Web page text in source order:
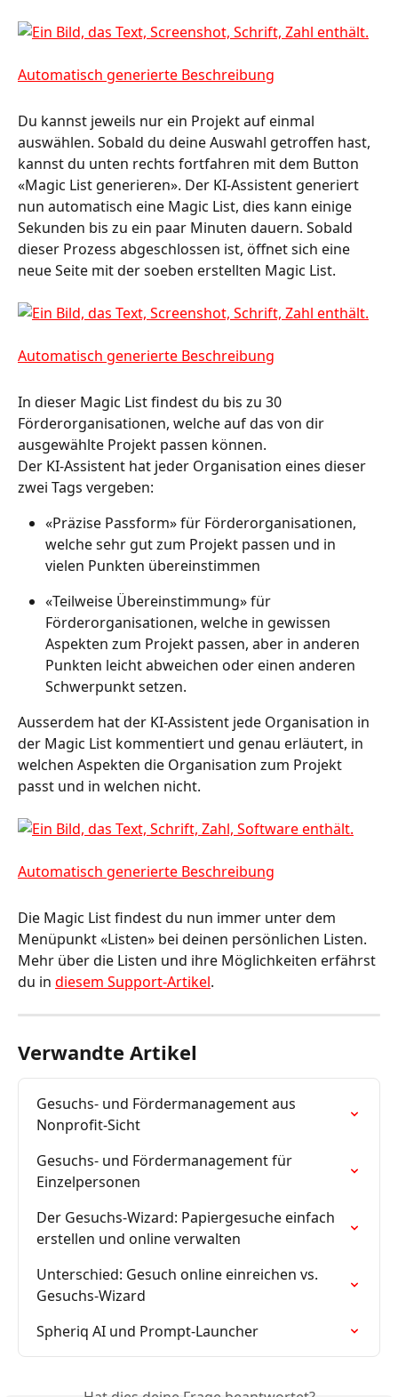
Du kannst jeweils nur ein Projekt auf einmal
auswählen. Sobald du deine Auswahl getroffen hast,
kannst du unten rechts fortfahren mit dem Button
«Magic List generieren». Der KI-Assistent generiert
nun automatisch eine Magic List, dies kann einige
Sekunden bis zu ein paar Minuten dauern. Sobald
dieser Prozess abgeschlossen ist, öffnet sich eine
neue Seite mit der soeben erstellten Magic List.
In dieser Magic List findest du bis zu 30
Förderorganisationen, welche auf das von dir
ausgewählte Projekt passen können.
Der KI-Assistent hat jeder Organisation eines dieser
zwei Tags vergeben:
«Präzise Passform» für Förderorganisationen,
welche sehr gut zum Projekt passen und in
vielen Punkten übereinstimmen
«Teilweise Übereinstimmung» für
Förderorganisationen, welche in gewissen
Aspekten zum Projekt passen, aber in anderen
Punkten leicht abweichen oder einen anderen
Schwerpunkt setzen.
Ausserdem hat der KI-Assistent jede Organisation in
der Magic List kommentiert und genau erläutert, in
welchen Aspekten die Organisation zum Projekt
passt und in welchen nicht.
Die Magic List findest du nun immer unter dem
Menüpunkt «Listen» bei deinen persönlichen Listen.
Mehr über die Listen und ihre Möglichkeiten erfährst
du in diesem Support-Artikel.
Verwandte Artikel
Gesuchs- und Fördermanagement aus
Nonprofit-Sicht
Gesuchs- und Fördermanagement für
Einzelpersonen
Der Gesuchs-Wizard: Papiergesuche einfach
erstellen und online verwalten
Unterschied: Gesuch online einreichen vs.
Gesuchs-Wizard
Spheriq AI und Prompt-Launcher